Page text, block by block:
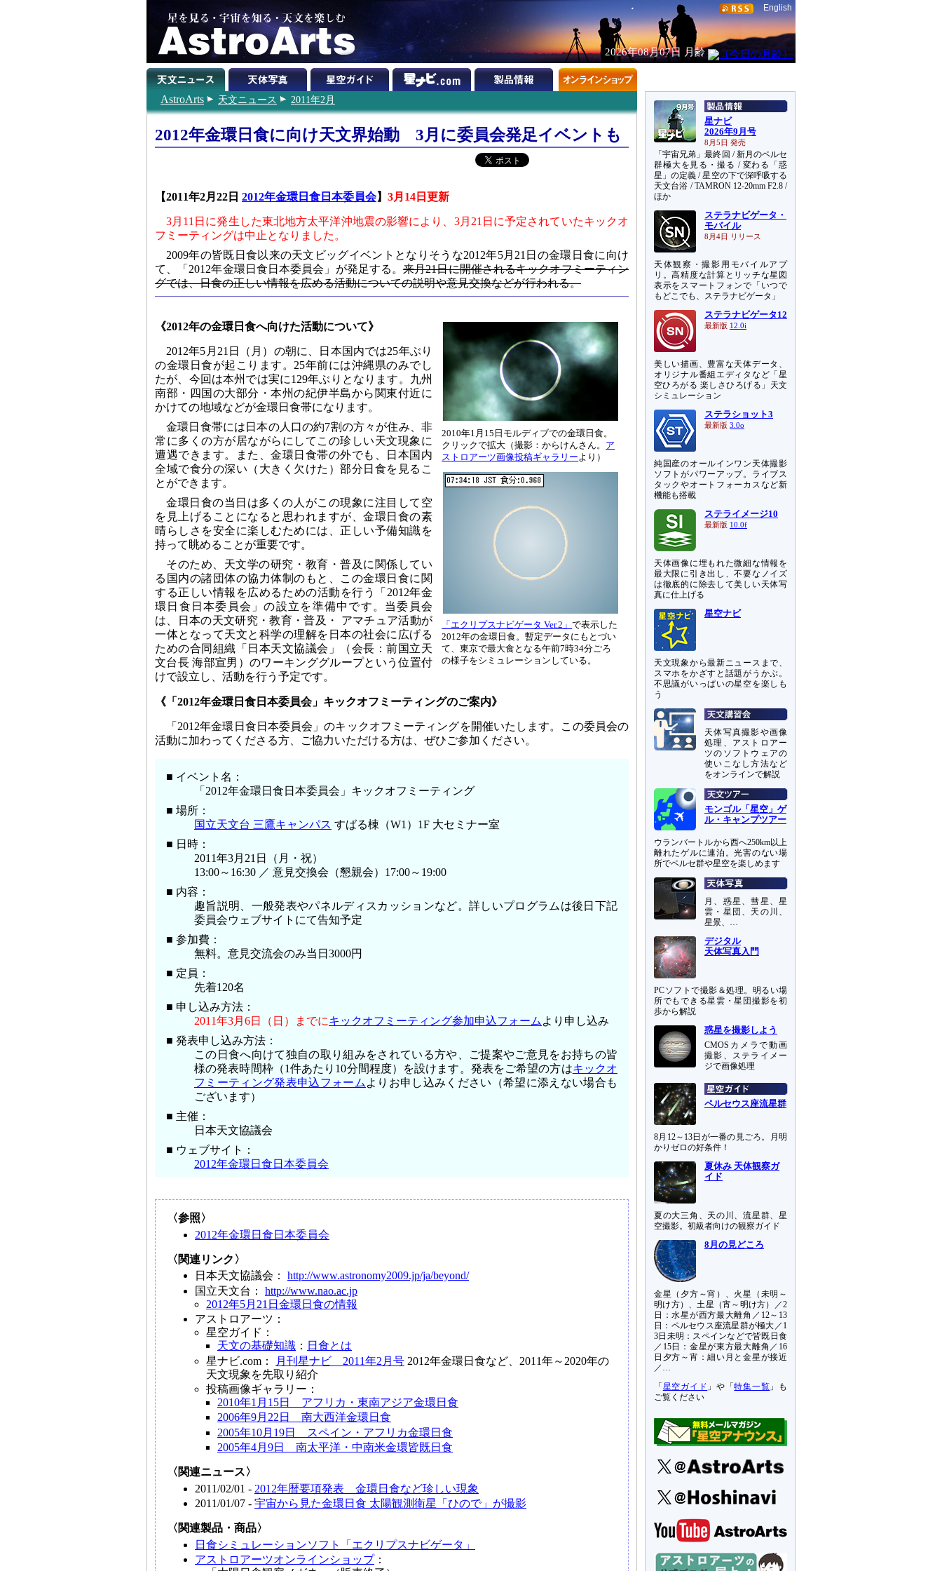
English
2026年08月07日 月齢
AstroArts 天文ニュース 2011年2月
2012年金環日食に向け天文界始動 3月に委員会発足イベントも
【2011年2月22日 2012年金環日食日本委員会】 3月14日更新
3月11日に発生した東北地方太平洋沖地震の影響により、3月21日に予定されていたキックオ
フミーティングは中止となりました。
2009年の皆既日食以来の天文ビッグイベントとなりそうな2012年5月21日の金環日食に向け
て、「2012年金環日食日本委員会」が発足する。来月21日に開催されるキックオフミーティン
グでは、日食の正しい情報を広める活動についての説明や意見交換などが行われる。
2010年1月15日モルディブでの金環日食。
クリックで拡大（撮影：からけんさん。 ア
ストロアーツ画像投稿ギャラリーより）
「エクリプスナビゲータ Ver.2」で表示した
2012年の金環日食。暫定データにもとづい
て、東京で最大食となる午前7時34分ごろ
の様子をシミュレーションしている。
《2012年の金環日食へ向けた活動について》
2012年5月21日（月）の朝に、日本国内では25年ぶり
の金環日食が起こります。25年前には沖縄県のみでし
たが、今回は本州では実に129年ぶりとなります。九州
南部・四国の大部分・本州の紀伊半島から関東付近に
かけての地域などが金環日食帯になります。
金環日食帯には日本の人口の約7割の方々が住み、非
常に多くの方が居ながらにしてこの珍しい天文現象に
遭遇できます。また、金環日食帯の外でも、日本国内
全域で食分の深い（大きく欠けた）部分日食を見るこ
とができます。
金環日食の当日は多くの人がこの現象に注目して空
を見上げることになると思われますが、金環日食の素
晴らしさを安全に楽しむためには、正しい予備知識を
持って眺めることが重要です。
そのため、天文学の研究・教育・普及に関係してい
る国内の諸団体の協力体制のもと、この金環日食に関
する正しい情報を広めるための活動を行う「2012年金
環日食日本委員会」の設立を準備中です。当委員会
は、日本の天文研究・教育・普及・ アマチュア活動が
一体となって天文と科学の理解を日本の社会に広げる
ための合同組織「日本天文協議会」（会長：前国立天
文台長 海部宣男）のワーキンググループという位置付
けで設立し、活動を行う予定です。
《「2012年金環日食日本委員会」キックオフミーティングのご案内》
「2012年金環日食日本委員会」のキックオフミーティングを開催いたします。この委員会の
活動に加わってくださる方、ご協力いただける方は、ぜひご参加ください。
■ イベント名：
「2012年金環日食日本委員会」キックオフミーティング
■ 場所：
国立天文台 三鷹キャンパス すばる棟（W1）1F 大セミナー室
■ 日時：
2011年3月21日（月・祝）
13:00～16:30 ／ 意見交換会（懇親会）17:00～19:00
■ 内容：
趣旨説明、一般発表やパネルディスカッションなど。詳しいプログラムは後日下記
委員会ウェブサイトにて告知予定
■ 参加費：
無料。意見交流会のみ当日3000円
■ 定員：
先着120名
■ 申し込み方法：
2011年3月6日（日）までにキックオフミーティング参加申込フォーム より申し込み
■ 発表申し込み方法：
この日食へ向けて独自の取り組みをされている方や、ご提案やご意見をお持ちの皆
様の発表時間枠（1件あたり10分間程度）を設けます。発表をご希望の方はキックオ
フミーティング発表申込フォーム よりお申し込みください（希望に添えない場合も
ございます）
■ 主催：
日本天文協議会
■ ウェブサイト：
2012年金環日食日本委員会
〈参照〉
2012年金環日食日本委員会
〈関連リンク〉
日本天文協議会： http://www.astronomy2009.jp/ja/beyond/
国立天文台： http://www.nao.ac.jp
2012年5月21日金環日食の情報
アストロアーツ：
星空ガイド：
天文の基礎知識 ： 日食とは
星ナビ.com：
月刊星ナビ 2011年2月号 2012年金環日食など、2011年～2020年の
天文現象を先取り紹介
投稿画像ギャラリー：
2010年1月15日 アフリカ・東南アジア金環日食
2006年9月22日 南大西洋金環日食
2005年10月19日 スペイン・アフリカ金環日食
2005年4月9日 南太平洋・中南米金環皆既日食
〈関連ニュース〉
2011/02/01 - 2012年暦要項発表 金環日食など珍しい現象
2011/01/07 - 宇宙から見た金環日食 太陽観測衛星「ひので」が撮影
〈関連製品・商品〉
日食シミュレーションソフト「エクリプスナビゲータ」
アストロアーツオンラインショップ ：
星ナビ
2026年9月号
8月5日 発売
「宇宙兄弟」最終回 / 新月のペルセ
群極大を見る・撮る / 変わる「惑
星」の定義 / 星空の下で深呼吸する
天文台浴 / TAMRON 12-20mm F2.8 /
ほか
ステラナビゲータ・
モバイル
8月4日 リリース
天体観察・撮影用モバイルアプ
リ。高精度な計算とリッチな星図
表示をスマートフォンで「いつで
もどこでも、ステラナビゲータ」
ステラナビゲータ12
最新版 12.0i
美しい描画、豊富な天体データ、
オリジナル番組エディタなど「星
空ひろがる 楽しさひろげる」天文
シミュレーション
ステラショット3
最新版 3.0o
純国産のオールインワン天体撮影
ソフトがパワーアップ。ライブス
タックやオートフォーカスなど新
機能も搭載
ステライメージ10
最新版 10.0f
天体画像に埋もれた微細な情報を
最大限に引き出し、不要なノイズ
は徹底的に除去して美しい天体写
真に仕上げる
星空ナビ
天文現象から最新ニュースまで、
スマホをかざすと話題がうかぶ。
不思議がいっぱいの星空を楽しも
う
天体写真撮影や画像
処理、アストロアー
ツのソフトウェアの
使いこなし方法など
をオンラインで解説
モンゴル「星空」ゲ
ル・キャンプツアー
ウランバートルから西へ250km以上
離れたゲルに連泊。光害のない場
所でペルセ群や星空を楽しめます
月、惑星、彗星、星
雲・星団、天の川、
星景、…
デジタル
天体写真入門
PCソフトで撮影＆処理。明るい場
所でもできる星雲・星団撮影を初
歩から解説
惑星を撮影しよう
CMOSカメラで動画
撮影、ステライメー
ジで画像処理
ペルセウス座流星群
8月12～13日が一番の見ごろ。月明
かりゼロの好条件！
夏休み 天体観察ガ
イド
夏の大三角、天の川、流星群、星
空撮影。初級者向けの観察ガイド
8月の見どころ
金星（夕方～宵）、火星（未明～
明け方）、土星（宵～明け方）／2
日：水星が西方最大離角／12～13
日：ペルセウス座流星群が極大／1
3日未明：スペインなどで皆既日食
／15日：金星が東方最大離角／16
日夕方～宵：細い月と金星が接近
／…
「 星空ガイド 」や「特集一覧 」も
ご覧ください